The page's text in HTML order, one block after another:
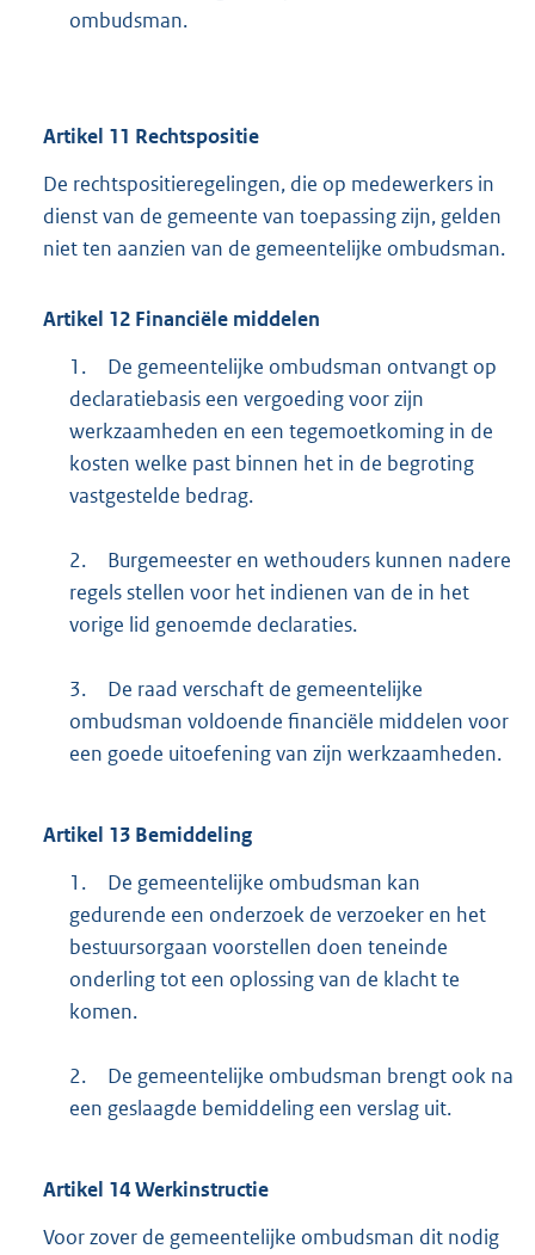
ombudsman.
Artikel 11 Rechtspositie
De rechtspositieregelingen, die op medewerkers in
dienst van de gemeente van toepassing zijn, gelden
niet ten aanzien van de gemeentelijke ombudsman.
Artikel 12 Financiële middelen
1.
De gemeentelijke ombudsman ontvangt op
declaratiebasis een vergoeding voor zijn
werkzaamheden en een tegemoetkoming in de
kosten welke past binnen het in de begroting
vastgestelde bedrag.
2.
Burgemeester en wethouders kunnen nadere
regels stellen voor het indienen van de in het
vorige lid genoemde declaraties.
3.
De raad verschaft de gemeentelijke
ombudsman voldoende financiële middelen voor
een goede uitoefening van zijn werkzaamheden.
Artikel 13 Bemiddeling
1.
De gemeentelijke ombudsman kan
gedurende een onderzoek de verzoeker en het
bestuursorgaan voorstellen doen teneinde
onderling tot een oplossing van de klacht te
komen.
2.
De gemeentelijke ombudsman brengt ook na
een geslaagde bemiddeling een verslag uit.
Artikel 14Werkinstructie
Voor zover de gemeentelijke ombudsman dit nodig